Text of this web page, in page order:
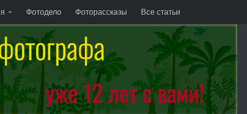
Фотодело Фоторассказы Все статьи